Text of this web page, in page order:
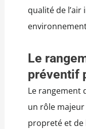
qualité de
Le
préventif
Le rangement
un rôle
propreté et de